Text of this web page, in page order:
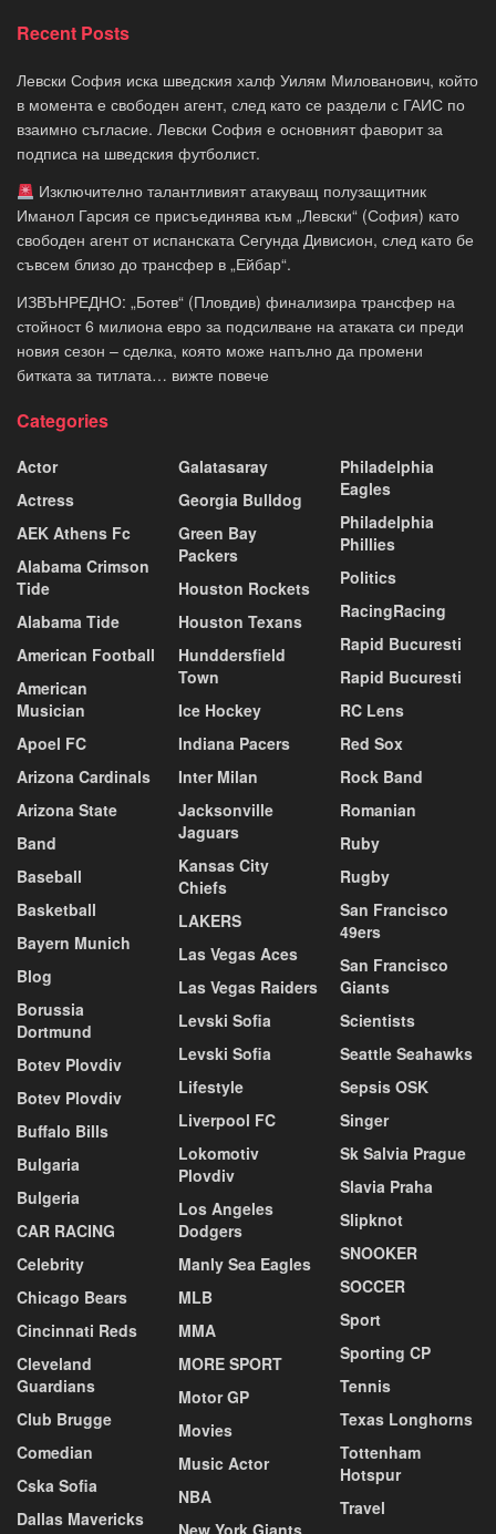
Recent Posts
Левски София иска шведския халф Уилям Милованович, който
в момента е свободен агент, след като се раздели с ГАИС по
взаимно съгласие. Левски София е основният фаворит за
подписа на шведския футболист.
Изключително талантливият атакуващ полузащитник
Иманол Гарсия се присъединява към „Левски“ (София) като
свободен агент от испанската Сегунда Дивисион, след като бе
съвсем близо до трансфер в „Ейбар“.
ИЗВЪНРЕДНО: „Ботев“ (Пловдив) финализира трансфер на
стойност 6 милиона евро за подсилване на атаката си преди
новия сезон – сделка, която може напълно да промени
битката за титлата… вижте повече
Categories
Actor
Actress
AEK Athens Fc
Alabama Crimson
Tide
Alabama Tide
American Football
American
Musician
Apoel FC
Arizona Cardinals
Arizona State
Band
Baseball
Basketball
Bayern Munich
Blog
Borussia
Dortmund
Botev Plovdiv
Botev Plovdiv
Buffalo Bills
Bulgaria
Bulgeria
CAR RACING
Celebrity
Chicago Bears
Cincinnati Reds
Cleveland
Guardians
Club Brugge
Comedian
Cska Sofia
Dallas Mavericks
Galatasaray
Georgia Bulldog
Green Bay
Packers
Houston Rockets
Houston Texans
Hunddersfield
Town
Ice Hockey
Indiana Pacers
Inter Milan
Jacksonville
Jaguars
Kansas City
Chiefs
LAKERS
Las Vegas Aces
Las Vegas Raiders
Levski Sofia
Levski Sofia
Lifestyle
Liverpool FC
Lokomotiv
Plovdiv
Los Angeles
Dodgers
Manly Sea Eagles
MLB
MMA
MORE SPORT
Motor GP
Movies
Music Actor
NBA
Philadelphia
Eagles
Philadelphia
Phillies
Politics
RacingRacing
Rapid Bucuresti
Rapid Bucuresti
RC Lens
Red Sox
Rock Band
Romanian
Ruby
Rugby
San Francisco
49ers
San Francisco
Giants
Scientists
Seattle Seahawks
Sepsis OSK
Singer
Sk Salvia Prague
Slavia Praha
Slipknot
SNOOKER
SOCCER
Sport
Sporting CP
Tennis
Texas Longhorns
Tottenham
Hotspur
Travel